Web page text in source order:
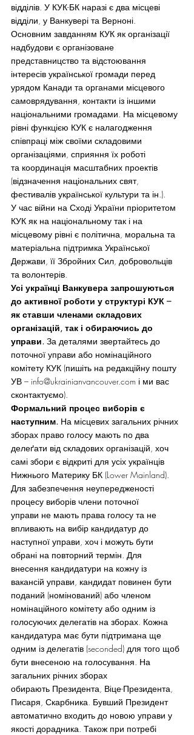
відділів. У КУК-БК наразі є два місцеві
відділи, у Ванкувері та Верноні.
Основним завданням КУК як організації
надбудови є організоване
представницство та відстоювання
інтересів української громади перед
урядом Канади та органами місцевого
самоврядування, контакти із іншими
національними громадами. На місцевому
рівні функцією КУК є налагодження
співпраці між своїми складовими
організаціями, сприяння їх роботі
та координація масштабних проектів
(відзначення національних свят,
фестивалів української культури та ін.).
У час війни на Сході України пріоритетом
КУК як на національному так і на
місцевому рівні є політична, моральна та
матеріальна підтримка Української
Держави, її Збройних Сил, добровольців
та волонтерів.
Усі українці Ванкувера запрошуються
до активної роботи у структурі КУК –
як ставши членами складових
організацій, так і обираючись до
управи. За деталями звертайтесь до
поточної управи або номінаційного
комітету КУК (пишіть на редакційну пошту
УВ – info@ukrainianvancouver.com і ми вас
сконтактуємо).
Формальний процес виборів є
наступним. На місцевих загальних річних
зборах право голосу мають по два
делеґати від складових організацій, хоч
самі збори є відкриті для усіх українців
Нижнього Материку БК (Lower Mainland).
Для забезпечення неупередженості
процесу виборів члени поточної
управи не мають права голосу та не
впливають на вибір кандидатур до
наступної управи, хоч і можуть бути
обрані на повторний термін. Для
внесення кандидатури на кожну із
вакансій управи, кандидат повинен бути
поданий (номінований) або членом
номінаційного комітету або одним із
голосуючих делегатів на зборах. Кожна
кандидатура має бути підтримана ще
одним із делегатів (seconded) для того щоб
бути внесеною на голосування. На
загальних річних зборах
обирають Президента, Віце-Президента,
Писаря, Скарбника. Бувший Президент
автоматично входить до новою управи у
якості дорадника. Також при потребі